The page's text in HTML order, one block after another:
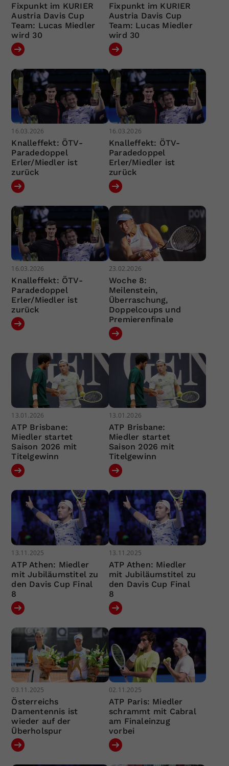
Fixpunkt im KURIER
Austria Davis Cup
Team: Lucas Miedler
wird 30
Fixpunkt im KURIER
Austria Davis Cup
Team: Lucas Miedler
wird 30
16.03.2026
Knalleffekt: ÖTV-
Paradedoppel
Erler/Miedler ist
zurück
16.03.2026
Knalleffekt: ÖTV-
Paradedoppel
Erler/Miedler ist
zurück
16.03.2026
Knalleffekt: ÖTV-
Paradedoppel
Erler/Miedler ist
zurück
23.02.2026
Woche 8:
Meilenstein,
Überraschung,
Doppelcoups und
Premierenfinale
13.01.2026
ATP Brisbane:
Miedler startet
Saison 2026 mit
Titelgewinn
13.01.2026
ATP Brisbane:
Miedler startet
Saison 2026 mit
Titelgewinn
13.11.2025
ATP Athen: Miedler
mit Jubiläumstitel zu
den Davis Cup Final
8
13.11.2025
ATP Athen: Miedler
mit Jubiläumstitel zu
den Davis Cup Final
8
03.11.2025
Österreichs
Damentennis ist
wieder auf der
Überholspur
02.11.2025
ATP Paris: Miedler
schrammt mit Cabral
am Finaleinzug
vorbei